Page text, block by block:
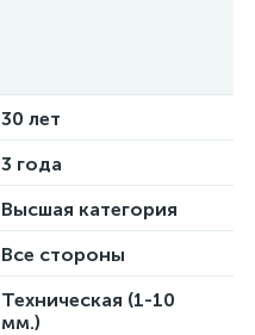
30 лет
3 года
Высшая категория
Все стороны
Техническая (1-10
мм.)